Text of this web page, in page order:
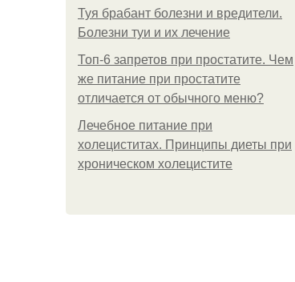
Туя брабант болезни и вредители.
Болезни туи и их лечение
Топ-6 запретов при простатите. Чем
же питание при простатите
отличается от обычного меню?
Лечебное питание при
холециститах. Принципы диеты при
хроническом холецистите